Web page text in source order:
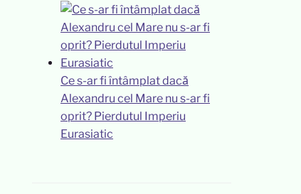
Ce s-ar fi întâmplat dacă
Alexandru cel Mare nu s-ar fi
oprit? Pierdutul Imperiu
Eurasiatic